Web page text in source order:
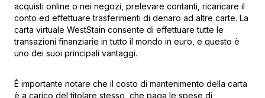
acquisti online o nei negozi, prelevare contanti, ricaricare il
conto ed effettuare trasferimenti di denaro ad altre carte. La
carta virtuale WestStain consente di effettuare tutte le
transazioni finanziarie in tutto il mondo in euro, e questo è
uno dei suoi principali vantaggi.
È importante notare che il costo di mantenimento della carta
è a carico del titolare stesso, che paga le spese di